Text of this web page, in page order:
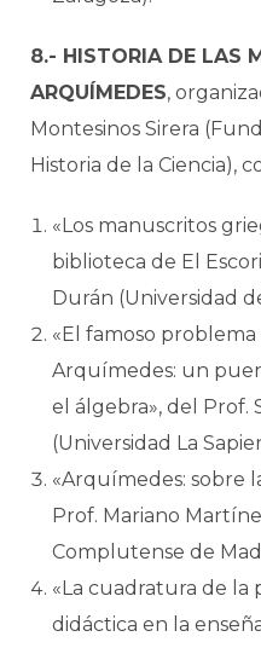
8.- HISTORIA DE LAS
ARQUÍMEDES,
Montesinos Sirera
Historia de la Ciencia),
«Los manuscritos
biblioteca de El
Durán (Universidad
«El famoso
Arquímedes: un
el álgebra», del Prof.
(Universidad La
«Arquímedes: sobre
Prof. Mariano
Complutense de
«La cuadratura de la
didáctica en la